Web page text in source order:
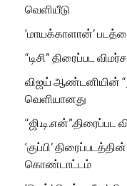
வெளியீடு
‘மாயக்காளான்’
“டிசி” திரைப்பட
விஜய் ஆண்டனியின்
வெளியானது
“ஜி.டி.என்”.திரைப்பட
‘குப்பி’
கொண்டாட்டம்